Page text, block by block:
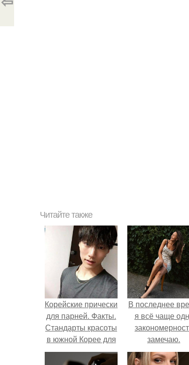
Читайте также
Корейские прически
для парней. Факты.
Стандарты красоты
в южной Корее для
парней?
В последнее
я всё чаще
замечаю.